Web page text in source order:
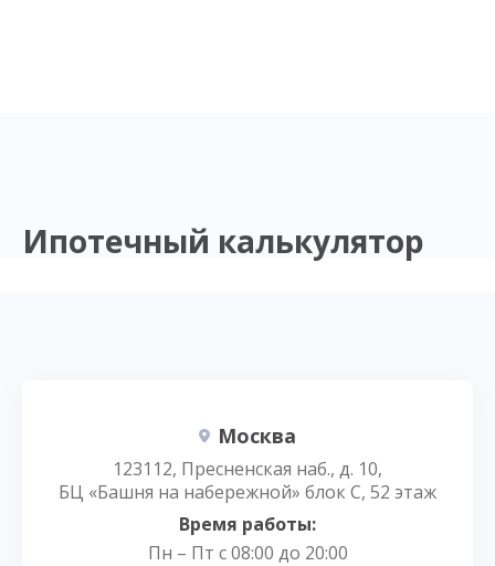
Ипотечный калькулятор
Москва
123112, Пресненская наб., д. 10,
БЦ «Башня на набережной» блок С, 52 этаж
Время работы:
Пн – Пт с 08:00 до 20:00